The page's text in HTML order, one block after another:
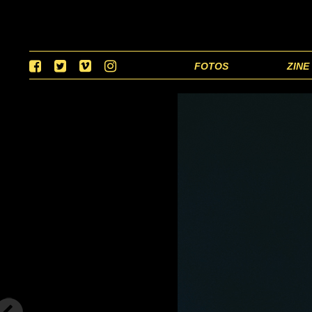
FOTOS ZINE